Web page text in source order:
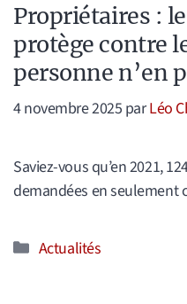
Propriétaires :
protège contre
personne n’en
4 novembre 2025 parLéo
Saviez-vous qu’en 2021,
demandées en seulement
Catégories
Actualités